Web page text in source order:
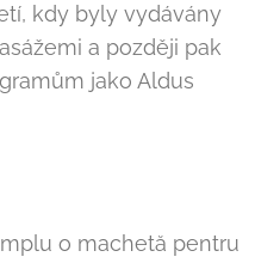
kdy byly vydávány
a později pak
jako Aldus
o machetă pentru